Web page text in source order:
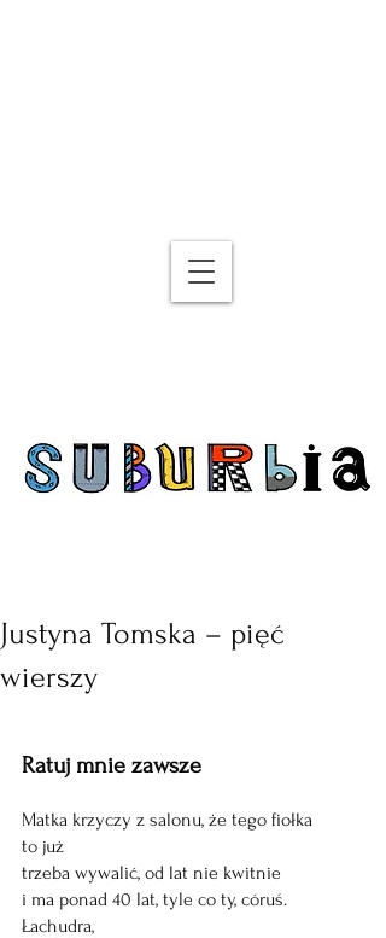
Justyna Tomska – pięć
wierszy
Ratuj mnie zawsze
Matka krzyczy z salonu, że tego fiołka
to już
trzeba wywalić, od lat nie kwitnie
i ma ponad 40 lat, tyle co ty, córuś.
Łachudra,